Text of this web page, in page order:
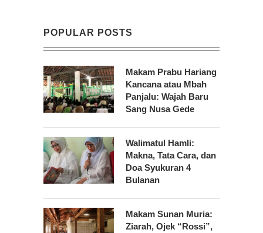
POPULAR POSTS
Makam Prabu Hariang
Kancana atau Mbah
Panjalu: Wajah Baru
Sang Nusa Gede
Walimatul Hamli:
Makna, Tata Cara, dan
Doa Syukuran 4
Bulanan
Makam Sunan Muria:
Ziarah, Ojek “Rossi”,